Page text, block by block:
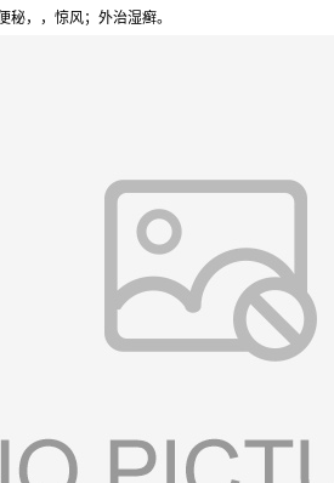
秘，，惊风；外治湿癣。